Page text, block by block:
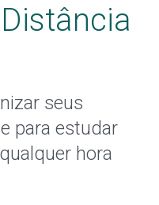
seus
para estudar
hora